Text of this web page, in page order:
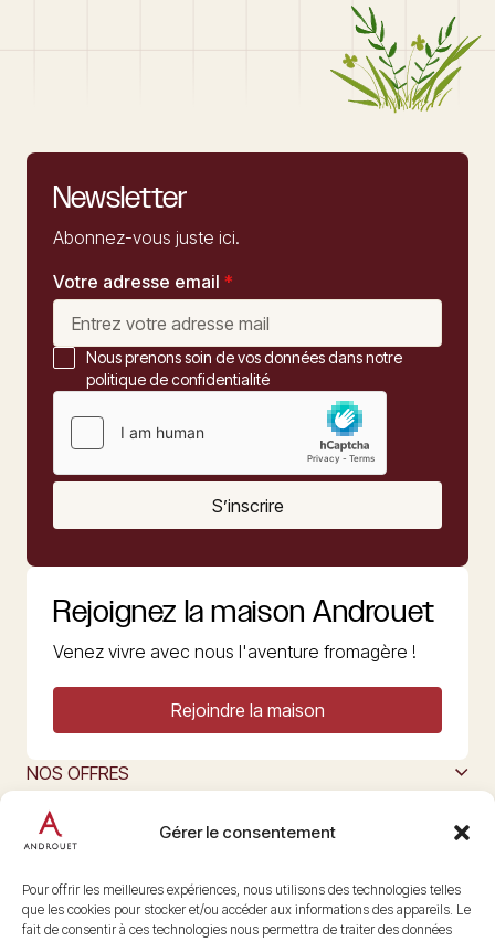
Gérer le consentement
Pour offrir les meilleures expériences, nous utilisons des technologies telles
que les cookies pour stocker et/ou accéder aux informations des appareils. Le
fait de consentir à ces technologies nous permettra de traiter des données
Newsletter
Abonnez-vous juste ici.
Votre adresse email *
Nous prenons soin de vos données dans notre
politique de confidentialité
S’inscrire
Rejoignez la maison Androuet
Venez vivre avec nous l'aventure fromagère !
Rejoindre la maison
NOS OFFRES
L’ART DU FROMAGE
Nous suivre
@maisonandrouet